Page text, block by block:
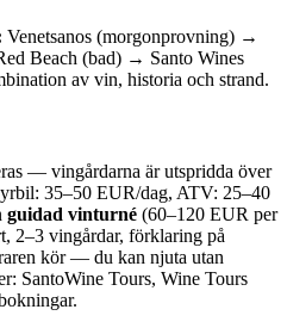
Venetsanos (morgonprovning) →
Beach (bad) → Santo Wines
av vin, historia och strand.
— vingårdarna är utspridda över
35–50 EUR/dag, ATV: 25–40
guidad vinturné (60–120 EUR per
2–3 vingårdar, förklaring på
kör — du kan njuta utan
SantoWine Tours, Wine Tours